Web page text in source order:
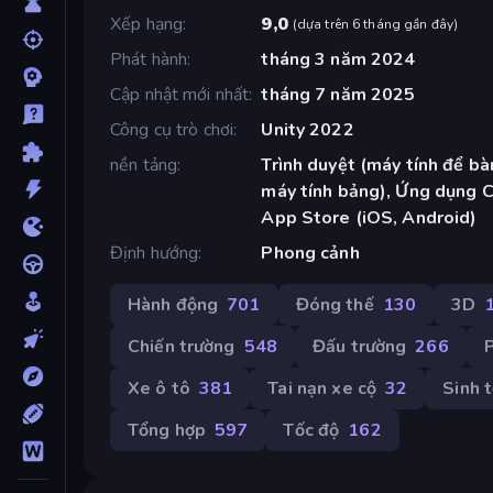
Xếp hạng
9,0 (dựa trên 6 tháng gần đây)
Phát hành
tháng 3 năm 2024
Cập nhật mới nhất tháng 7 năm 2025
Công cụ trò chơi
Unity 2022
nền tảng
Trình duyệt (máy tính để
máy tính bảng), Ứng dụng
App Store (iOS, Android)
Định hướng
Phong cảnh
Hành động 701 Đóng thế 130 3D
Chiến trường 548 Đấu trường 266
Xe ô tô 381 Tai nạn xe cộ 32
Sinh
Tổng hợp 597 Tốc độ 162